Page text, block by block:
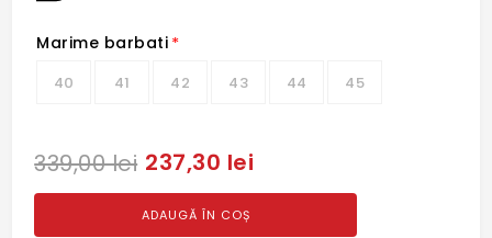
Marime barbati *
40 41 42 43 44 45
339,00 lei 237,30 lei
ADAUGĂ ÎN COȘ